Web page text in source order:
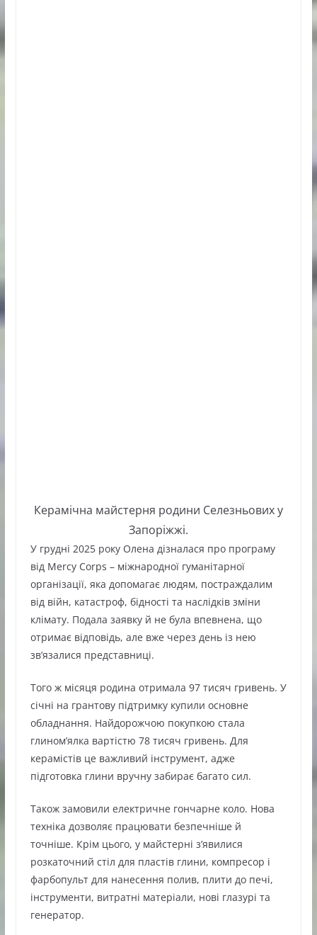
Керамічна майстерня родини Селезньових у
Запоріжжі.
У грудні 2025 року Олена дізналася про програму
від Mercy Corps – міжнародної гуманітарної
організації, яка допомагає людям, постраждалим
від війн, катастроф, бідності та наслідків зміни
клімату. Подала заявку й не була впевнена, що
отримає відповідь, але вже через день із нею
зв’язалися представниці.
Того ж місяця родина отримала 97 тисяч гривень. У
січні на грантову підтримку купили основне
обладнання. Найдорожчою покупкою стала
глином’ялка вартістю 78 тисяч гривень. Для
керамістів це важливий інструмент, адже
підготовка глини вручну забирає багато сил.
Також замовили електричне гончарне коло. Нова
техніка дозволяє працювати безпечніше й
точніше. Крім цього, у майстерні з’явилися
розкаточний стіл для пластів глини, компресор і
фарбопульт для нанесення полив, плити до печі,
інструменти, витратні матеріали, нові глазурі та
генератор.